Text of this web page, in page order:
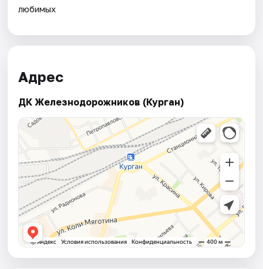
любимых
Адрес
ДК Железнодорожников (Курган)